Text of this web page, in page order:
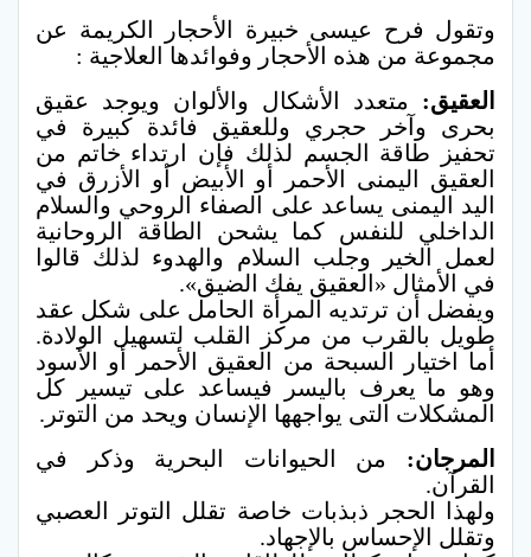
وتقول فرح عيسى خبيرة الأحجار الكريمة عن
مجموعة من هذه الأحجار وفوائدها العلاجية :
العقيق: متعدد الأشكال والألوان ويوجد عقيق
بحرى وآخر حجري وللعقيق فائدة كبيرة في
تحفيز طاقة الجسم لذلك فإن ارتداء خاتم من
العقيق اليمنى الأحمر أو الأبيض أو الأزرق في
اليد اليمنى يساعد على الصفاء الروحي والسلام
الداخلي للنفس كما يشحن الطاقة الروحانية
لعمل الخير وجلب السلام والهدوء لذلك قالوا
في الأمثال «العقيق يفك الضيق».
ويفضل أن ترتديه المرأة الحامل على شكل عقد
طويل بالقرب من مركز القلب لتسهيل الولادة.
أما اختيار السبحة من العقيق الأحمر أو الأسود
وهو ما يعرف باليسر فيساعد على تيسير كل
المشكلات التى يواجهها الإنسان ويحد من التوتر.
المرجان: من الحيوانات البحرية وذكر في
القرآن.
ولهذا الحجر ذبذبات خاصة تقلل التوتر العصبي
وتقلل الإحساس بالإجهاد.